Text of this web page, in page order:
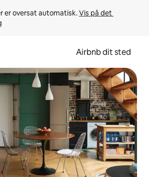
er oversat automatisk. Vis på det
Airbnb dit sted